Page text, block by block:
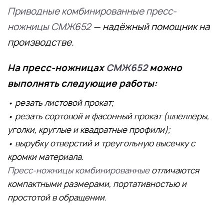
Приводные комбинированные пресс-
ножницы СМЖ652— надёжный помощник на
производстве.
На пресс-ножницахСМЖ652можно
выполнять следующие работы:
• резать листовой прокат;
• резать сортовой и фасонный прокат (швеллеры,
уголки, круглые и квадратные профили);
• вырубку отверстий и треугольную высечку с
кромки материала.
Пресс-ножницы комбинированныеотличаются
компактными размерами, портативностью и
простотой в обращении.